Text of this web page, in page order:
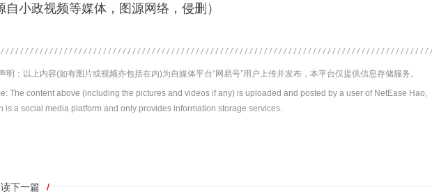
自小政视频等媒体，图源网络，侵删）
明：以上内容(如有图片或视频亦包括在内)为自媒体平台“网易号”用户上传并发布，本平台仅提供信息存储服务。
The content above (including the pictures and videos if any) is uploaded and posted by a user of NetEase Hao,
is a social media platform and only provides information storage services.
下一篇 /